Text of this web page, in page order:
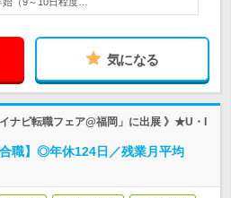
気になる
ナビ転職フェア@福岡」に出展 》★U・I
職】◎年休124日／残業月平均